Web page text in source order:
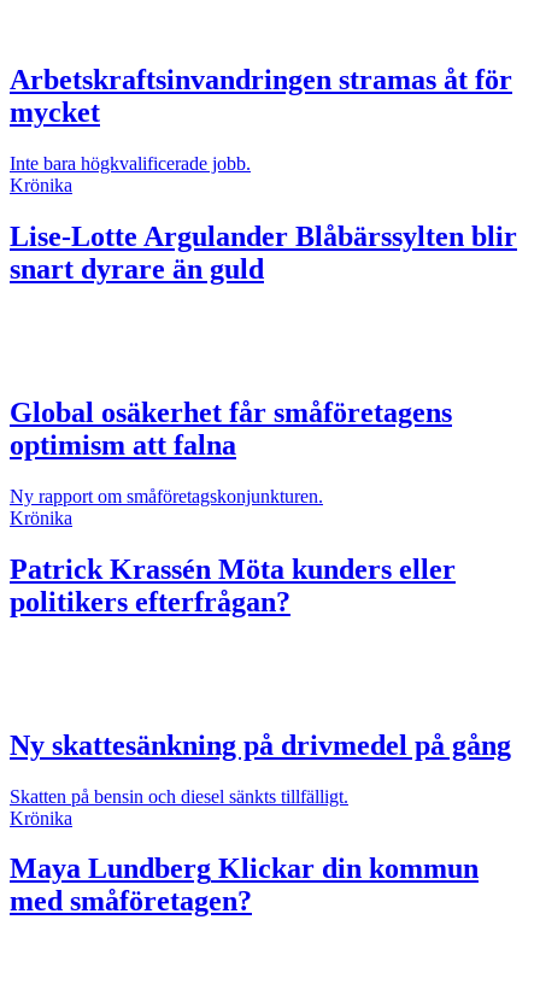
Arbetskraftsinvandringen stramas åt för
mycket
Inte bara högkvalificerade jobb.
Krönika
Lise-Lotte Argulander Blåbärssylten blir
snart dyrare än guld
Global osäkerhet får småföretagens
optimism att falna
Ny rapport om småföretagskonjunkturen.
Krönika
Patrick Krassén Möta kunders eller
politikers efterfrågan?
Ny skattesänkning på drivmedel på gång
Skatten på bensin och diesel sänkts tillfälligt.
Krönika
Maya Lundberg Klickar din kommun
med småföretagen?